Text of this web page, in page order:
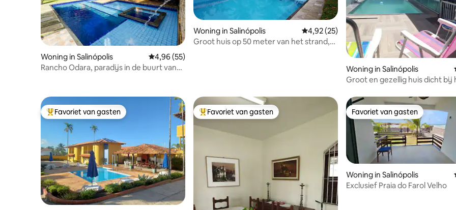
Woning in Salinópolis Gemiddelde beoordeling van 4,96 uit 5, 55 recensies
4,96 (55)
Rancho Odara, paradijs in de buurt van
Woning in Salinópolis Gemiddelde beoordeling van 4,92 uit 5, 25
4,92 (25)
Groot huis op 50 meter van het strand,
Woning in Salinópolis
Groot en gezellig huis dicht bij
Topfavoriet van gasten
Favoriet van gasten Topfavoriet van gasten
Favoriet van gasten Favoriet van gasten
Favoriet van gasten
Woning in Salinópolis
Exclusief Praia do Farol Velho